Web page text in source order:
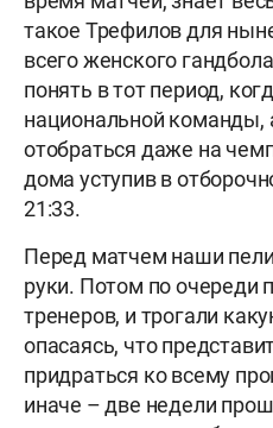
такое Трефилов для
всего женского
понять в тот период,
национальной команды,
отобраться даже на
дома уступив в
21:33.
Перед матчем наши
руки. Потом по очереди
тренеров, и трогали
опасаясь, что
придраться ко всему
иначе – две недели